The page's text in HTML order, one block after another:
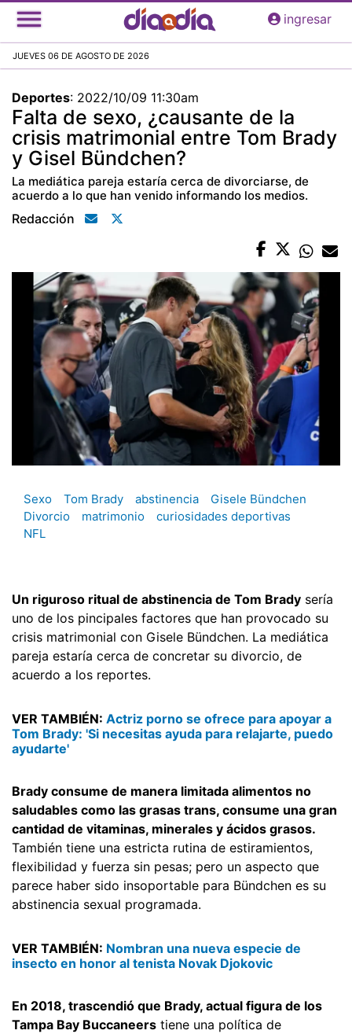
Pasar
al
principal
ingresar
JUEVES 06 DE AGOSTO DE 2026
Deportes: 2022/10/09 11:30am
Falta de sexo, ¿causante de la
crisis matrimonial entre Tom Brady
y Gisel Bündchen?
La mediática pareja estaría cerca de divorciarse, de
acuerdo a lo que han venido informando los medios.
Redacción
Sexo Tom Brady abstinencia
Gisele Bündchen
Divorcio
matrimonio
curiosidades deportivas
NFL
Un riguroso ritual de abstinencia de Tom Brady sería
uno de los pincipales factores que han provocado su
crisis matrimonial con Gisele Bündchen. La mediática
pareja estaría cerca de concretar su divorcio, de
acuerdo a los reportes.
VER TAMBIÉN: Actriz porno se ofrece para apoyar a
Tom Brady: 'Si necesitas ayuda para relajarte, puedo
ayudarte'
Brady consume de manera limitada alimentos no
saludables como las grasas trans, consume una gran
cantidad de vitaminas, minerales y ácidos grasos.
También tiene una estricta rutina de estiramientos,
flexibilidad y fuerza sin pesas; pero un aspecto que
parece haber sido insoportable para Bündchen es su
abstinencia sexual programada.
VER TAMBIÉN: Nombran una nueva especie de
insecto en honor al tenista Novak Djokovic
En 2018, trascendió que Brady, actual figura de los
Tampa Bay Buccaneers tiene una política de